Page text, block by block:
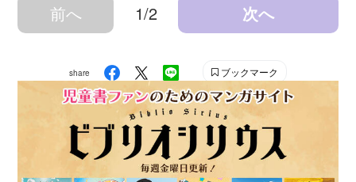
前へ 1/2 次へ
share ブックマーク